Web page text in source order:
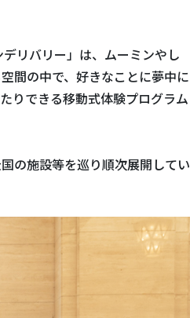
リバリー」は、ムーミンやし
間の中で、好きなことに夢中に
りできる移動式体験プログラム
の施設等を巡り順次展開してい